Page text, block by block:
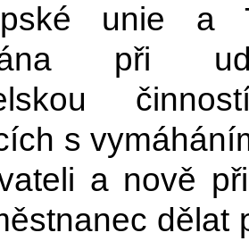
unie a
při
s
a nově
dělat